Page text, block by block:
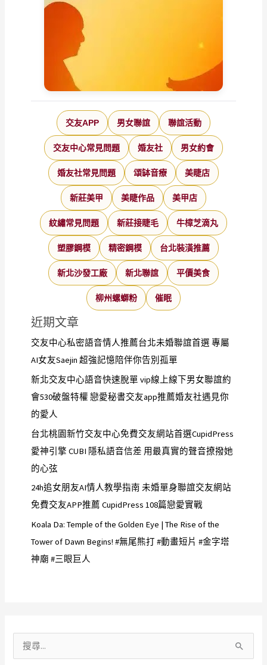
交友APP 男女聯誼 聯誼活動
交友中心常見問題 婚友社 男女約會
婚友社常見問題 頌缽音療 美睫店
新莊美甲 美睫作品 美甲店
紋繡常見問題 新莊接睫毛 牛樟芝滴丸
塑膠鋼模 精密鋼模 台北裝潢推薦
新北沙發工廠 新北聯誼 平價美食
柳州螺螄粉 催眠
近期文章
交友中心私密語音情人推薦台北未婚聯誼首選 專屬
AI女友Saejin 超強記憶陪伴你告別孤單
新北交友中心語音快速脫單 vip線上線下男女聯誼約
會530破盤特權 戀愛秘書交友app推薦婚友社遇見你
的愛人
台北桃園新竹交友中心免費交友網站首選CupidPress
愛神引擎 CUBI 隱私語音信差 用最真實的聲音撩撥她
的心弦
24h追女朋友AI情人教學指南 未婚單身聯誼交友網站
免費交友APP推薦 CupidPress 108篇戀愛實戰
Koala Da: Temple of the Golden Eye | The Rise of the
Tower of Dawn Begins! #無尾熊打 #動畫短片 #金字塔
神廟 #三眼巨人